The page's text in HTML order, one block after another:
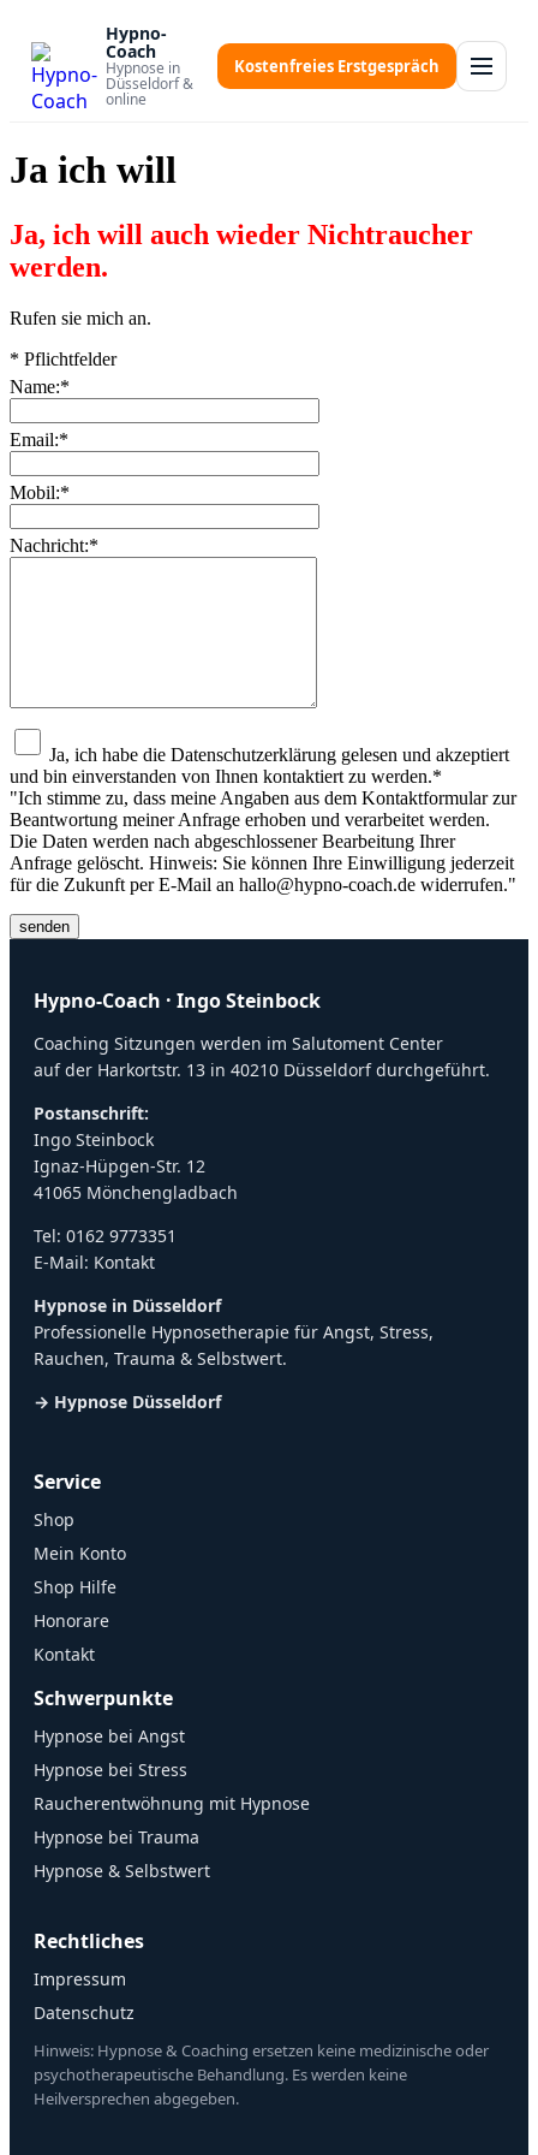
Inhalt
springen
Hypno-
Coach
Hypnose in
Düsseldorf &
online
Kostenfreies Erstgespräch
Ja ich will
Ja, ich will auch wieder Nichtraucher
werden.
Rufen sie mich an.
* Pflichtfelder
Name:*
Email:*
Mobil:*
Nachricht:*
Ja, ich habe die Datenschutzerklärung gelesen und akzeptiert
und bin einverstanden von Ihnen kontaktiert zu werden.*
"Ich stimme zu, dass meine Angaben aus dem Kontaktformular zur
Beantwortung meiner Anfrage erhoben und verarbeitet werden.
Die Daten werden nach abgeschlossener Bearbeitung Ihrer
Anfrage gelöscht. Hinweis: Sie können Ihre Einwilligung jederzeit
für die Zukunft per E-Mail an hallo@hypno-coach.de widerrufen."
Hypno-Coach · Ingo Steinbock
Coaching Sitzungen werden im Salutoment Center
auf der Harkortstr. 13 in 40210 Düsseldorf durchgeführt.
Postanschrift:
Ingo Steinbock
Ignaz-Hüpgen-Str. 12
41065 Mönchengladbach
Tel: 0162 9773351
E-Mail: Kontakt
Hypnose in Düsseldorf
Professionelle Hypnosetherapie für Angst, Stress,
Rauchen, Trauma & Selbstwert.
→ Hypnose Düsseldorf
Service
Shop
Mein Konto
Shop Hilfe
Honorare
Kontakt
Schwerpunkte
Hypnose bei Angst
Hypnose bei Stress
Raucherentwöhnung mit Hypnose
Hypnose bei Trauma
Hypnose & Selbstwert
Rechtliches
Impressum
Datenschutz
Hinweis: Hypnose & Coaching ersetzen keine medizinische oder
psychotherapeutische Behandlung. Es werden keine
Heilversprechen abgegeben.